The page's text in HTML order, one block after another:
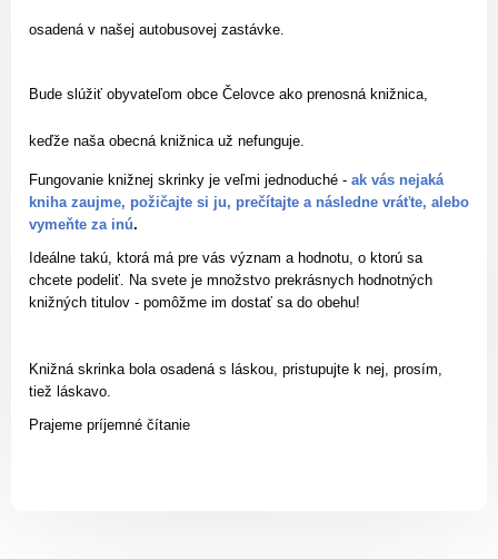
osadená v našej autobusovej zastávke.
Bude slúžiť obyvateľom obce Čelovce ako prenosná knižnica,
keďže naša obecná knižnica už nefunguje.
Fungovanie knižnej skrinky je veľmi jednoduché - ak vás nejaká
kniha zaujme, požičajte si ju, prečítajte a následne vráťte, alebo
vymeňte za inú.
Ideálne takú, ktorá má pre vás význam a hodnotu, o ktorú sa
chcete podeliť. Na svete je množstvo prekrásnych hodnotných
knižných titulov - pomôžme im dostať sa do obehu!
Knižná skrinka bola osadená s láskou, pristupujte k nej, prosím,
tiež láskavo.
Prajeme príjemné čítanie